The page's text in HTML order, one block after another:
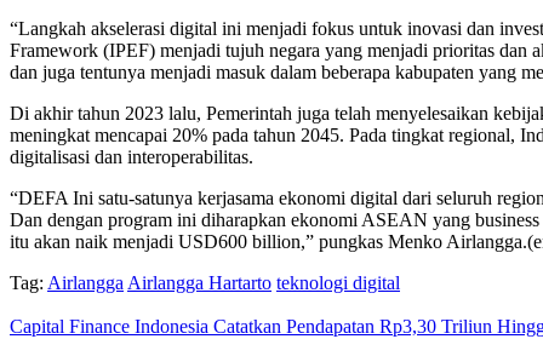
“Langkah akselerasi digital ini menjadi fokus untuk inovasi dan
Framework (IPEF) menjadi tujuh negara yang menjadi prioritas
dan juga tentunya menjadi masuk dalam beberapa kabupaten yang
Di akhir tahun 2023 lalu, Pemerintah juga telah menyelesaikan
meningkat mencapai 20% pada tahun 2045. Pada tingkat regional,
digitalisasi dan interoperabilitas.
“DEFA Ini satu-satunya kerjasama ekonomi digital dari seluruh
Dan dengan program ini diharapkan ekonomi ASEAN yang
itu akan naik menjadi USD600 billion,” pungkas Menko
Tag: Airlangga Airlangga Hartarto teknologi digital
Capital Finance Indonesia Catatkan Pendapatan Rp3,30 Triliun